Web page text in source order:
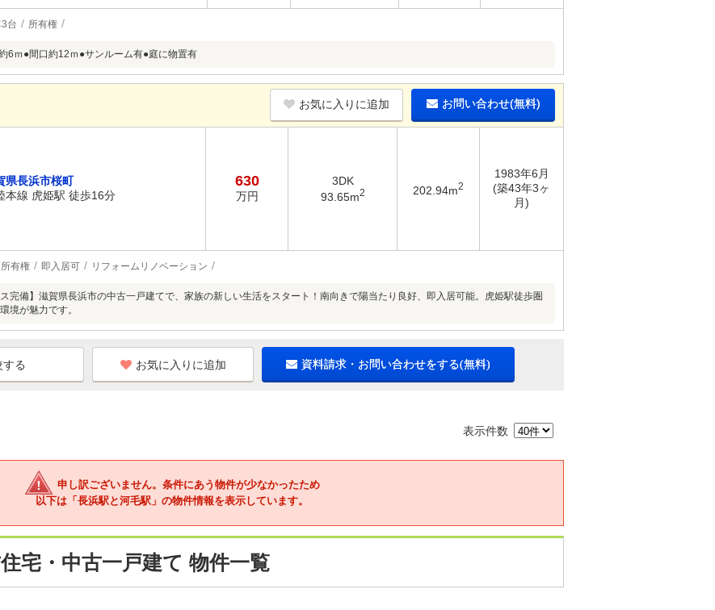
台 所有権
6ｍ●間口約12ｍ●サンルーム有●庭に物置有
お気に入りに追加 お問い合わせ(無料)
県長浜市桜町
本線 虎姫駅 徒歩16分
630
万円
3DK
93.65m2 202.94m2
1983年6月
(築43年3ヶ
月)
所有権 即入居可 リフォームリノベーション
ス完備】滋賀県長浜市の中古一戸建てで、家族の新しい生活をスタート！南向きで陽当たり良好、即入居可能。虎姫駅徒歩圏
境が魅力です。
お気に入りに追加 資料請求・お問い合わせをする(無料)
表示件数
申し訳ございません。条件にあう物件が少なかったため
以下は「長浜駅と河毛駅」の物件情報を表示しています。
宅・中古一戸建て 物件一覧